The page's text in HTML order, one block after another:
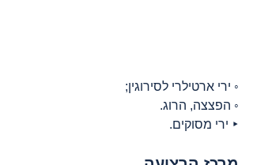
◦ ירי ארטילרי לסירוגין;
◦ הפצצה, הרוג.
‣ ירי מסוקים.